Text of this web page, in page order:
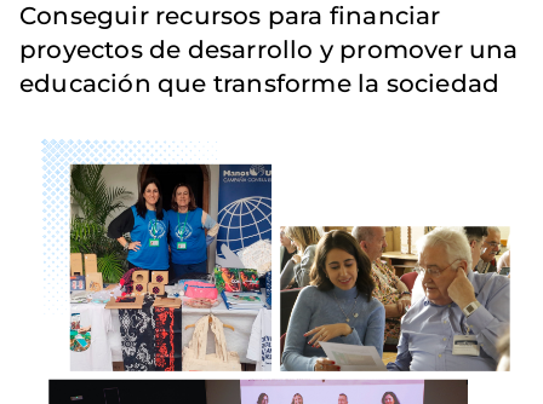
Conseguir recursos para financiar
proyectos de desarrollo y promover una
educación que transforme la sociedad
Imagen